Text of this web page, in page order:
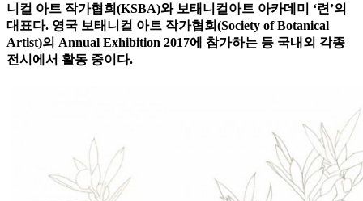
니컬 아트 작가협회(KSBA)와 보태니컬아트 아카데미 ‘련’의
대표다. 영국 보태니컬 아트 작가협회(Society of Botanical
Artist)의 Annual Exhibition 2017에 참가하는 등 국내외 각종
전시에서 활동 중이다.